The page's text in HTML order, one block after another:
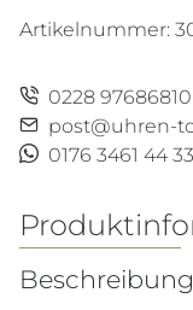
Artikelnummer:
0228 97686810
post@uhren-
0176 3461 44 33
Beschreibung